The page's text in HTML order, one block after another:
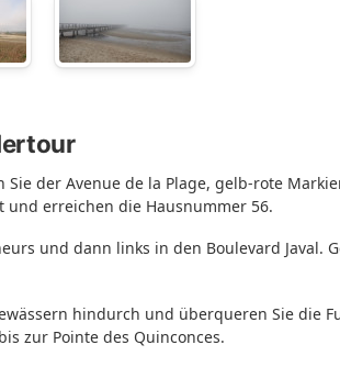
Sie der Avenue de la Plage, gelb-rote
und erreichen die Hausnummer 56.
und dann links in den Boulevard Javal.
hindurch und überqueren Sie die
zur Pointe des Quinconces.